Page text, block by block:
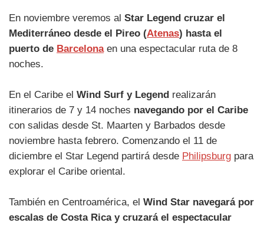
En noviembre veremos al Star Legend cruzar el
Mediterráneo desde el Pireo (Atenas) hasta el
puerto de Barcelonaen una espectacular ruta de 8
noches.
En el Caribe el Wind Surf y Legend realizarán
itinerarios de 7 y 14 noches navegando por el Caribe
con salidas desde St. Maarten y Barbados desde
noviembre hasta febrero. Comenzando el 11 de
diciembre el Star Legend partirá desde Philipsburg para
explorar el Caribe oriental.
También en Centroamérica, el Wind Star navegará por
escalas de Costa Rica y cruzará el espectacular